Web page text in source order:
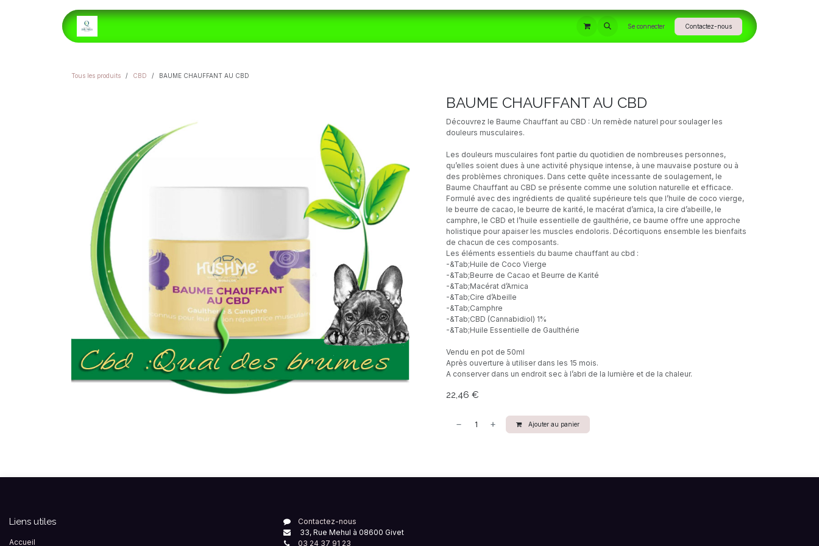
INFORMATIONS Se connecter Contactez-nous
Tous les produits CBD BAUME CHAUFFANT AU CBD
BAUME CHAUFFANT AU CBD
Découvrez le Baume Chauffant au CBD : Un remède naturel pour soulager les
douleurs musculaires.
Les douleurs musculaires font partie du quotidien de nombreuses personnes,
qu’elles soient dues à une activité physique intense, à une mauvaise posture ou à
des problèmes chroniques. Dans cette quête incessante de soulagement, le
Baume Chauffant au CBD se présente comme une solution naturelle et efficace.
Formulé avec des ingrédients de qualité supérieure tels que l’huile de coco vierge,
le beurre de cacao, le beurre de karité, le macérat d’arnica, la cire d’abeille, le
camphre, le CBD et l’huile essentielle de gaulthérie, ce baume offre une approche
holistique pour apaiser les muscles endoloris. Décortiquons ensemble les bienfaits
de chacun de ces composants.
Les éléments essentiels du baume chauffant au cbd :
-&Tab;Huile de Coco Vierge
-&Tab;Beurre de Cacao et Beurre de Karité
-&Tab;Macérat d’Arnica
-&Tab;Cire d’Abeille
-&Tab;Camphre
-&Tab;CBD (Cannabidiol) 1%
-&Tab;Huile Essentielle de Gaulthérie
Vendu en pot de 50ml
Après ouverture à utiliser dans les 15 mois.
A conserver dans un endroit sec à l’abri de la lumière et de la chaleur.
22,46 €
Ajouter au panier
Liens utiles
Accueil
Contactez-nous
33, Rue Mehul à 08600 Givet
03 24 37 91 23